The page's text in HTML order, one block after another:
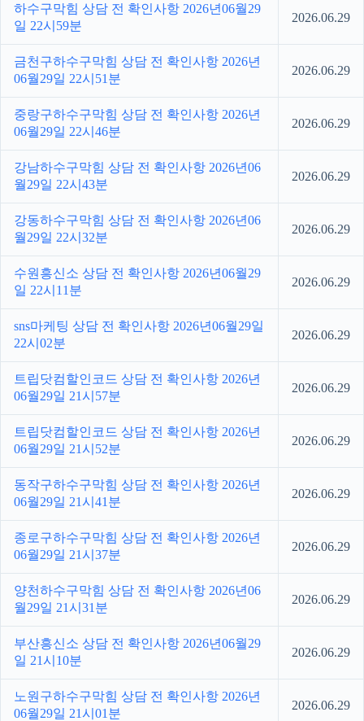
하수구막힘 상담 전 확인사항 2026년06월29
일 22시59분
2026.06.29
금천구하수구막힘 상담 전 확인사항 2026년
06월29일 22시51분
2026.06.29
중랑구하수구막힘 상담 전 확인사항 2026년
06월29일 22시46분
2026.06.29
강남하수구막힘 상담 전 확인사항 2026년06
월29일 22시43분
2026.06.29
강동하수구막힘 상담 전 확인사항 2026년06
월29일 22시32분
2026.06.29
수원흥신소 상담 전 확인사항 2026년06월29
일 22시11분
2026.06.29
sns마케팅 상담 전 확인사항 2026년06월29일
22시02분
2026.06.29
트립닷컴할인코드 상담 전 확인사항 2026년
06월29일 21시57분
2026.06.29
트립닷컴할인코드 상담 전 확인사항 2026년
06월29일 21시52분
2026.06.29
동작구하수구막힘 상담 전 확인사항 2026년
06월29일 21시41분
2026.06.29
종로구하수구막힘 상담 전 확인사항 2026년
06월29일 21시37분
2026.06.29
양천하수구막힘 상담 전 확인사항 2026년06
월29일 21시31분
2026.06.29
부산흥신소 상담 전 확인사항 2026년06월29
일 21시10분
2026.06.29
노원구하수구막힘 상담 전 확인사항 2026년
06월29일 21시01분
2026.06.29